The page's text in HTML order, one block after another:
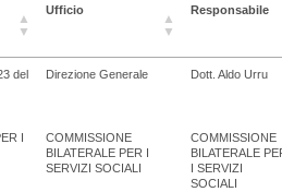
Ufficio Responsabile
del
Direzione Generale Dott. Aldo Urru
I
COMMISSIONE
BILATERALE PER I
SERVIZI SOCIALI
COMMISSIONE
BILATERALE
I SERVIZI
SOCIALI